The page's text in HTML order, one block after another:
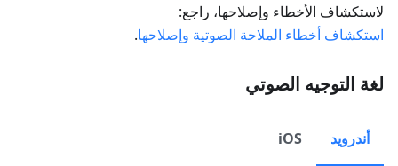
لاستكشاف الأخطاء وإصلاحها، راجع:
استكشاف أخطاء الملاحة الصوتية وإصلاحها.
لغة التوجيه الصوتي
أندرويد iOS